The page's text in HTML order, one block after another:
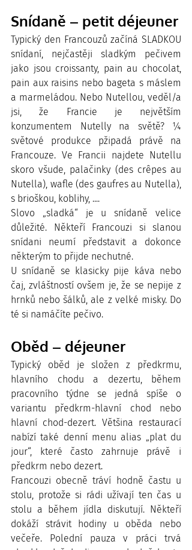
Snídaně – petit déjeuner
Typický den Francouzů začíná SLADKOU
snídaní, nejčastěji sladkým pečivem
jako jsou croissanty, pain au chocolat,
pain aux raisins nebo bageta s máslem
a marmeládou. Nebo Nutellou, veděl/a
jsi, že Francie je největším
konzumentem Nutelly na světě? ¼
světové produkce pžipadá právě na
Francouze. Ve Francii najdete Nutellu
skoro všude, palačinky (des crêpes au
Nutella), wafle (des gaufres au Nutella),
s brioškou, koblihy, ....
Slovo „sladká“ je u snídaně velice
důležité. Někteří Francouzi si slanou
snídani neumí představit a dokonce
některým to přijde nechutné.
U snídaně se klasicky pije káva nebo
čaj, zvláštností ovšem je, že se nepije z
hrnků nebo šálků, ale z velké misky. Do
té si namáčíte pečivo.
Oběd – déjeuner
Typický oběd je složen z předkrmu,
hlavního chodu a dezertu, během
pracovního týdne se jedná spíše o
variantu předkrm-hlavní chod nebo
hlavní chod-dezert. Většina restaurací
nabízí také denní menu alias „plat du
jour“, které často zahrnuje právě i
předkrm nebo dezert.
Francouzi obecně tráví hodně častu u
stolu, protože si rádi užívají ten čas u
stolu a během jídla diskutují. Někteří
dokáží strávit hodiny u oběda nebo
večeře. Polední pauza v práci trvá